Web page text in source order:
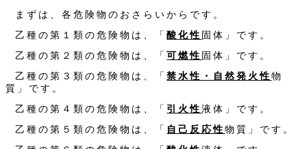
まずは、各危険物のおさらいからです。
乙種の第１類の危険物は、「酸化性 固体」です。
乙種の第２類の危険物は、「可燃性 固体」です。
乙種の第３類の危険物は、「禁水性・自然発火性物
質」です。
乙種の第４類の危険物は、「 引火性液体」です。
乙種の第５類の危険物は、「 自己反応性物質」です。